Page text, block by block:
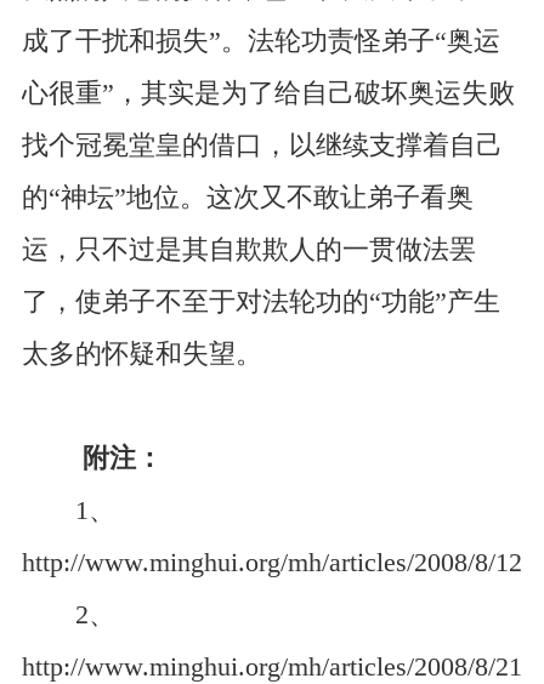
成了干扰和损失”。法轮功责怪弟子“奥运
心很重”，其实是为了给自己破坏奥运失败
找个冠冕堂皇的借口，以继续支撑着自己
的“神坛”地位。这次又不敢让弟子看奥
运，只不过是其自欺欺人的一贯做法罢
了，使弟子不至于对法轮功的“功能”产生
太多的怀疑和失望。
附注：
1、
http://www.minghui.org/mh/articles/2008/8/12/
2、
http://www.minghui.org/mh/articles/2008/8/21/